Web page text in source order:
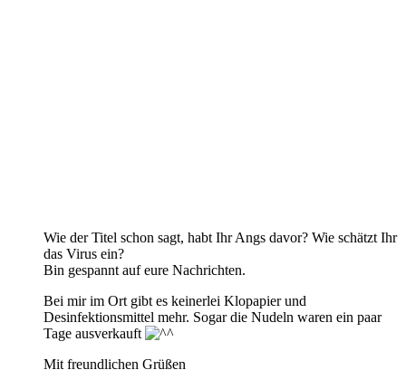
Wie der Titel schon sagt, habt Ihr Angs davor? Wie schätzt Ihr
das Virus ein?
Bin gespannt auf eure Nachrichten.
Bei mir im Ort gibt es keinerlei Klopapier und
Desinfektionsmittel mehr. Sogar die Nudeln waren ein paar
Tage ausverkauft
Mit freundlichen Grüßen